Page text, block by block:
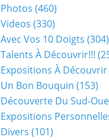
Photos (460)
Videos (330)
Avec Vos 10 Doigts (304)
Talents À Découvrir!!!
Expositions À Découvrir
Un Bon Bouquin (153)
Découverte Du Sud-
Expositions
Divers (101)